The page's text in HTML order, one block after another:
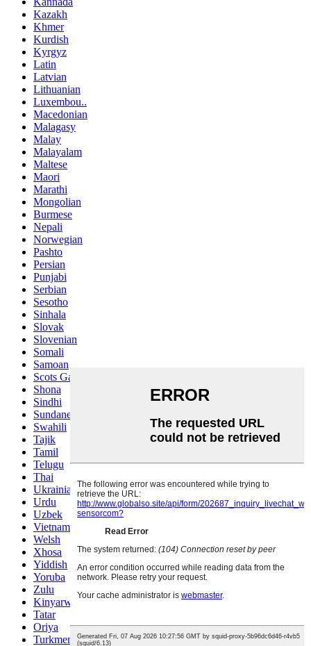
Kazakh
Khmer
Kurdish
Kyrgyz
Latin
Latvian
Lithuanian
Luxembou..
Macedonian
Malagasy
Malay
Malayalam
Maltese
Maori
Marathi
Mongolian
Burmese
Nepali
Norwegian
Pashto
Persian
Punjabi
Serbian
Sesotho
Sinhala
Slovak
Slovenian
Somali
Samoan
Scots Gaelic
Shona
Sindhi
Sundanese
Swahili
Tajik
Tamil
Telugu
Thai
Ukrainian
Urdu
Uzbek
Vietnamese
Welsh
Xhosa
Yiddish
Yoruba
Zulu
Kinyarwanda
Tatar
Oriya
Turkmen